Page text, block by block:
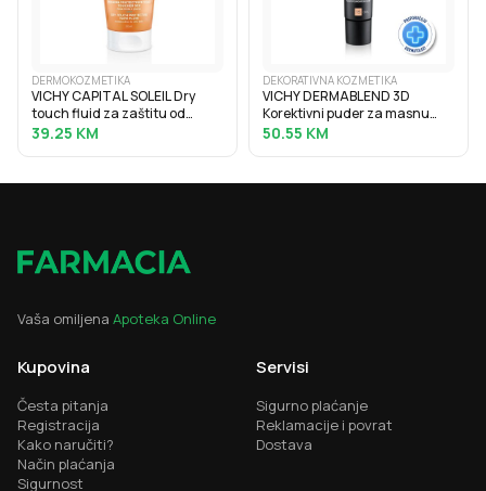
DERMOKOZMETIKA
VICHY CAPITAL SOLEIL Dry
touch fluid za zaštitu od
sunca protiv masnoga sjaja
39.25 KM
DEKORATIVNA KOZMETIKA
VICHY DERMABLEND 3D
Korektivni puder za masnu
kožu sklonu aknama s visokim
50.55 KM
Vaša omiljena Apoteka Online
Kupovina
Česta pitanja
Registracija
Kako naručiti?
Način plaćanja
Sigurnost
Servisi
Sigurno plaćanje
Reklamacije i povrat
Dostava